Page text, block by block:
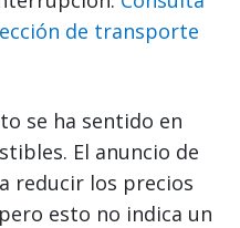
de transporte
se ha sentido en
El anuncio de
reducir los precios
esto no indica un